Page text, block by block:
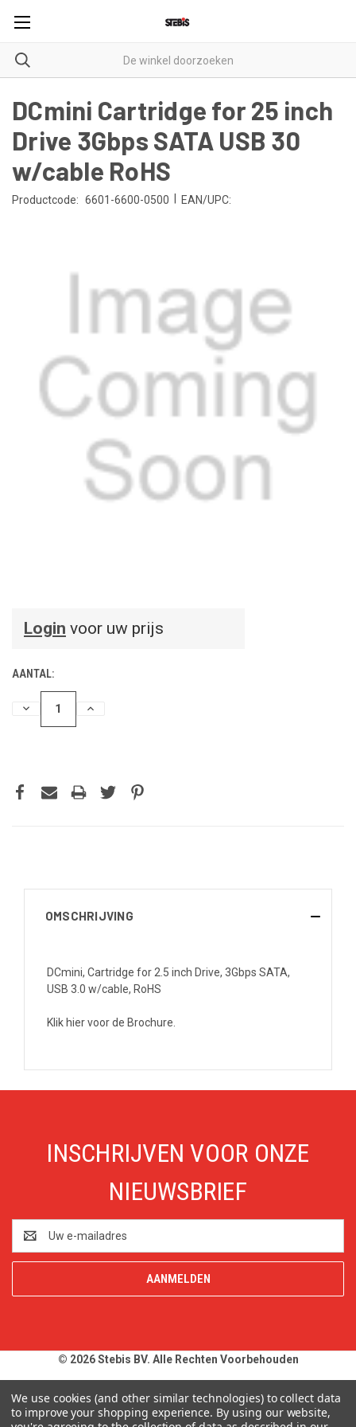
DCmini Cartridge for 25 inch
Drive 3Gbps SATA USB 30
w/cable RoHS
Productcode: 6601-6600-0500 EAN/UPC:
Login voor uw prijs
AANTAL:
HOEVEELHEIDHOEVEELHEID
OMSCHRIJVING
DCmini, Cartridge for 2.5 inch Drive, 3Gbps SATA,
USB 3.0 w/cable, RoHS
Klik hier voor de Brochure.
INSCHRIJVEN VOOR ONZE
NIEUWSBRIEF
mailadres
© 2026 Stebis BV. Alle Rechten Voorbehouden
Alle prijzen en specificaties zijn onder voorbehoud, exclusief BTW,
zolang de voorraad strekt. Afbeeldingen van producten kunnen
We use cookies (and other similar technologies) to collect data
to improve your shopping experience. By using our website,